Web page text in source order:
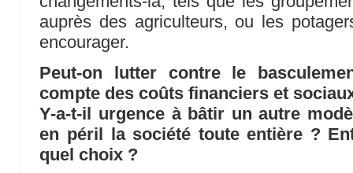
auprès des agriculteurs, ou les
encourager.
Peut-on lutter contre le
compte des coûts financiers et
Y-a-t-il urgence à bâtir un autre
en péril la société toute entière ?
quel choix ?